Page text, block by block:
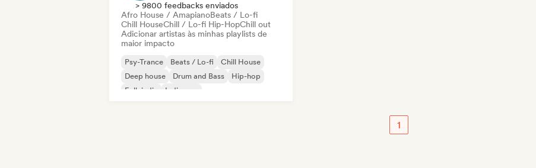
> 9800 feedbacks enviados
Afro House / AmapianoBeats / Lo-fi
Chill HouseChill / Lo-fi Hip-HopChill out
Adicionar artistas às minhas playlists de
maior impacto
Psy-Trance Beats / Lo-fi
Chill House
Deep house
Drum and Bass
Hip-hop
Folk indie
Indie pop
1